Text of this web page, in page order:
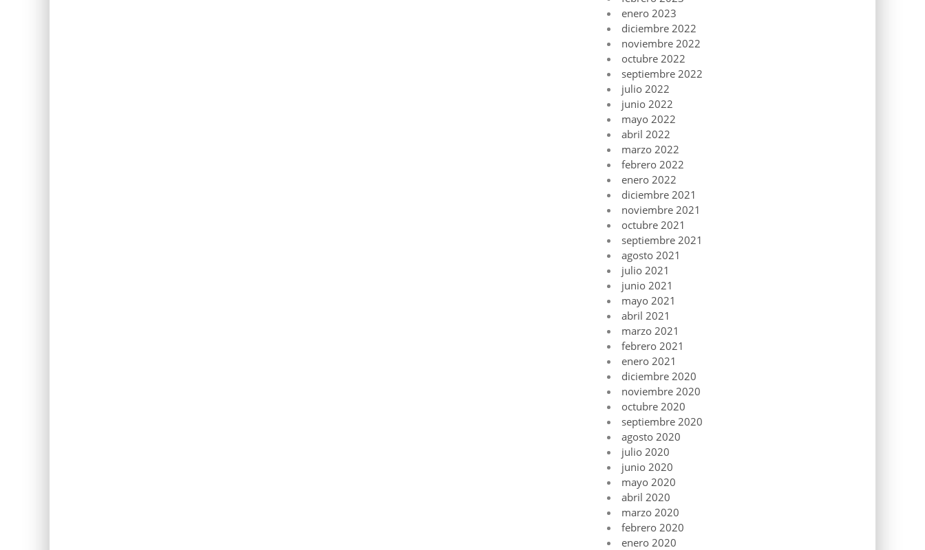
enero 2023
diciembre 2022
noviembre 2022
octubre 2022
septiembre 2022
julio 2022
junio 2022
mayo 2022
abril 2022
marzo 2022
febrero 2022
enero 2022
diciembre 2021
noviembre 2021
octubre 2021
septiembre 2021
agosto 2021
julio 2021
junio 2021
mayo 2021
abril 2021
marzo 2021
febrero 2021
enero 2021
diciembre 2020
noviembre 2020
octubre 2020
septiembre 2020
agosto 2020
julio 2020
junio 2020
mayo 2020
abril 2020
marzo 2020
febrero 2020
enero 2020